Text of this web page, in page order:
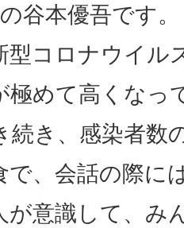
谷本優吾です。
型コロナウイル
極めて高くなっ
続き、感染者数
で、会話の際に
が意識して、み